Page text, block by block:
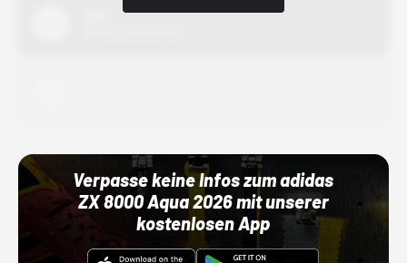
Verpasse keine Infos zum adidas
ZX 8000 Aqua 2026 mit unserer
kostenlosen App